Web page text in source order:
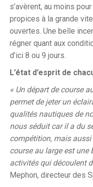
s’avèrent, au moins
propices à la grande
ouvertes. Une belle
régner quant aux
d’ici 8 ou 9 jours.
L’état d’esprit de
« Un départ de course
permet de jeter un
qualités nautiques de
nous séduit car il a du
compétition, mais aussi
course au large est
activités qui découlent
Mephon, directeur des